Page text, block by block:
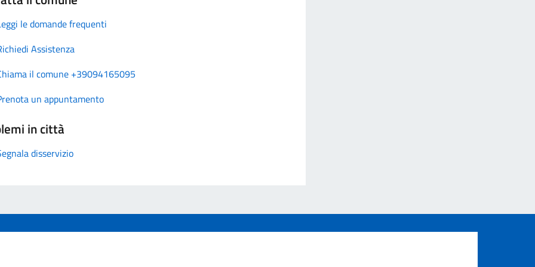
le domande frequenti
Assistenza
il comune +39094165095
un appuntamento
in città
disservizio